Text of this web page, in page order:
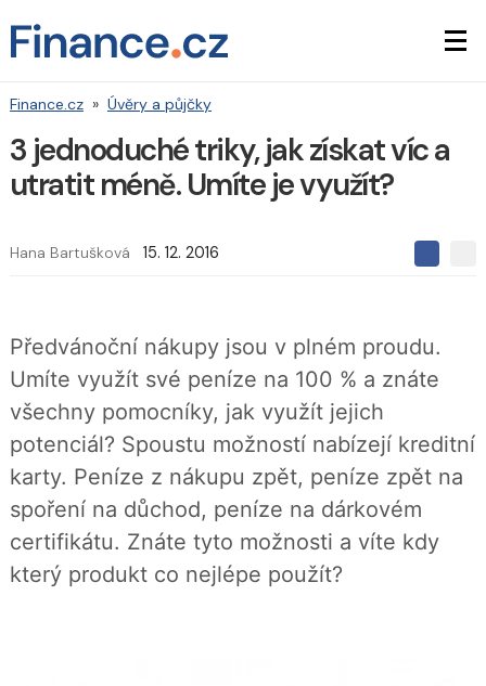
Finance.cz » Úvěry a půjčky
3 jednoduché triky, jak získat víc a
utratit méně. Umíte je využít?
Hana Bartušková 15. 12. 2016
S
l
e
S
j
e
a
e
k
í
Předvánoční nákupy jsou v plném proudu.
Umíte využít své peníze na 100 % a znáte
všechny pomocníky, jak využít jejich
potenciál? Spoustu možností nabízejí kreditní
karty. Peníze z nákupu zpět, peníze zpět na
spoření na důchod, peníze na dárkovém
certifikátu. Znáte tyto možnosti a víte kdy
který produkt co nejlépe použít?